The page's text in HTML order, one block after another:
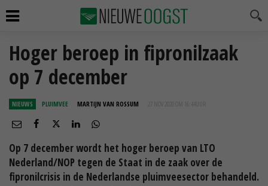
Hoger beroep in fipronilzaak
op 7 december
NIEUWS PLUIMVEE MARTIJN VAN ROSSUM 27 NOV 2020 OM 16:44
Op 7 december wordt het hoger beroep van LTO
Nederland/NOP tegen de Staat in de zaak over de
fipronilcrisis in de Nederlandse pluimveesector behandeld.